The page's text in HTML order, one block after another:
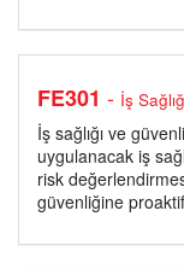
FE301 - İş
İş sağlığı ve
uygulanacak iş
risk
güvenliğine